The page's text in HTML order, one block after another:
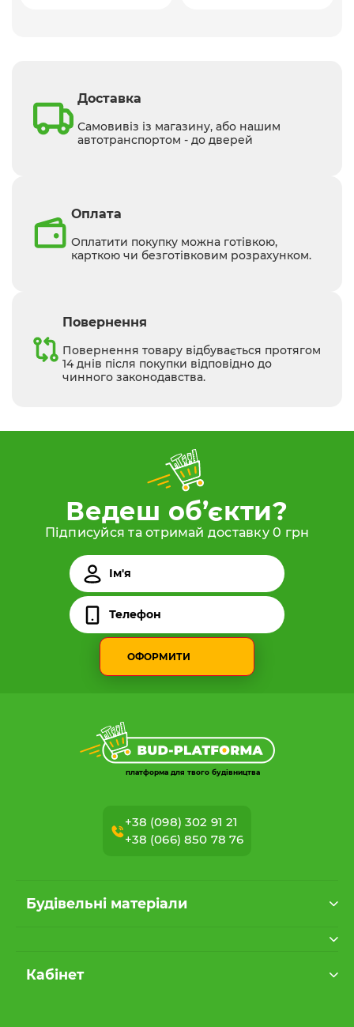
Доставка
Самовивіз із магазину, або нашим
автотранспортом - до дверей
Оплата
Оплатити покупку можна готівкою,
карткою чи безготівковим розрахунком.
Повернення
Повернення товару відбувається протягом
14 днів після покупки відповідно до
чинного законодавства.
Ведеш об’єкти?
Підписуйся та отримай доставку 0 грн
ОФОРМИТИ
платформа для твого будівництва
+38 (098) 302 91 21
+38 (066) 850 78 76
Будівельні матеріали
Кабінет